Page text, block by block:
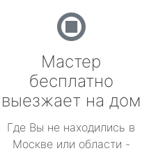
Мастер
бесплатно
выезжает на дом
Где Вы не находились в
Москве или области -